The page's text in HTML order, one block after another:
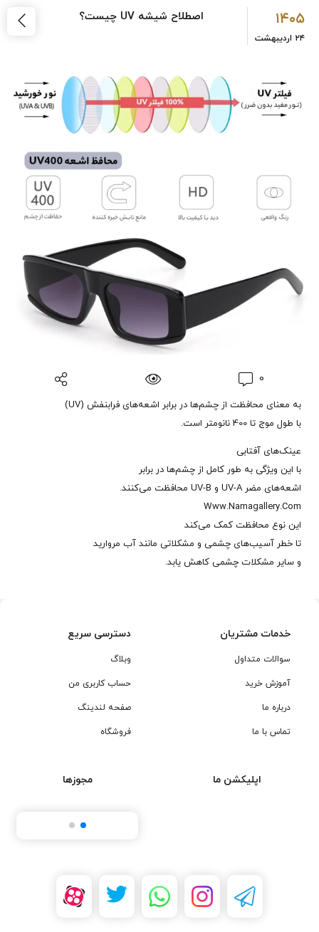
۱۴۰۵
۲۴ اردیبهشت
اصطلاح شیشه UV چیست؟
0
به معنای محافظت از چشم‌ها در برابر اشعه‌های فرابنفش (UV)
با طول موج تا 400 نانومتر است.
عینک‌های آفتابی
با این ویژگی به طور کامل از چشم‌ها در برابر
اشعه‌های مضر UV-A و UV-B محافظت می‌کنند.
Www.Namagallery.Com
این نوع محافظت کمک می‌کند
تا خطر آسیب‌های چشمی و مشکلاتی مانند آب مروارید
و سایر مشکلات چشمی کاهش یابد.
خدمات مشتریان
سوالات متداول
آموزش خرید
درباره ما
تماس با ما
دسترسی سریع
وبلاگ
حساب کاربری من
صفحه لندینگ
فروشگاه
اپلیکشن ما مجوزها